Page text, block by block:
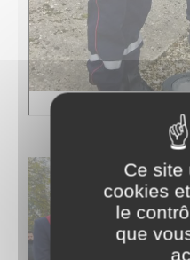
Ce site
cookies
le
que